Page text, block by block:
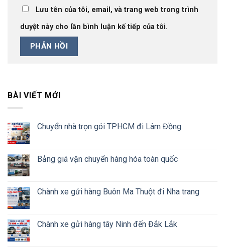
Lưu tên của tôi, email, và trang web trong trình
duyệt này cho lần bình luận kế tiếp của tôi.
BÀI VIẾT MỚI
Chuyển nhà trọn gói TPHCM đi Lâm Đồng
Bảng giá vận chuyển hàng hóa toàn quốc
Chành xe gửi hàng Buôn Ma Thuột đi Nha trang
Chành xe gửi hàng tây Ninh đến Đắk Lắk